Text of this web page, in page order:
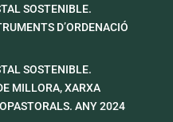
SOSTENIBLE.
D’ORDENACIÓ
SOSTENIBLE.
MILLORA, XARXA
ANY 2024